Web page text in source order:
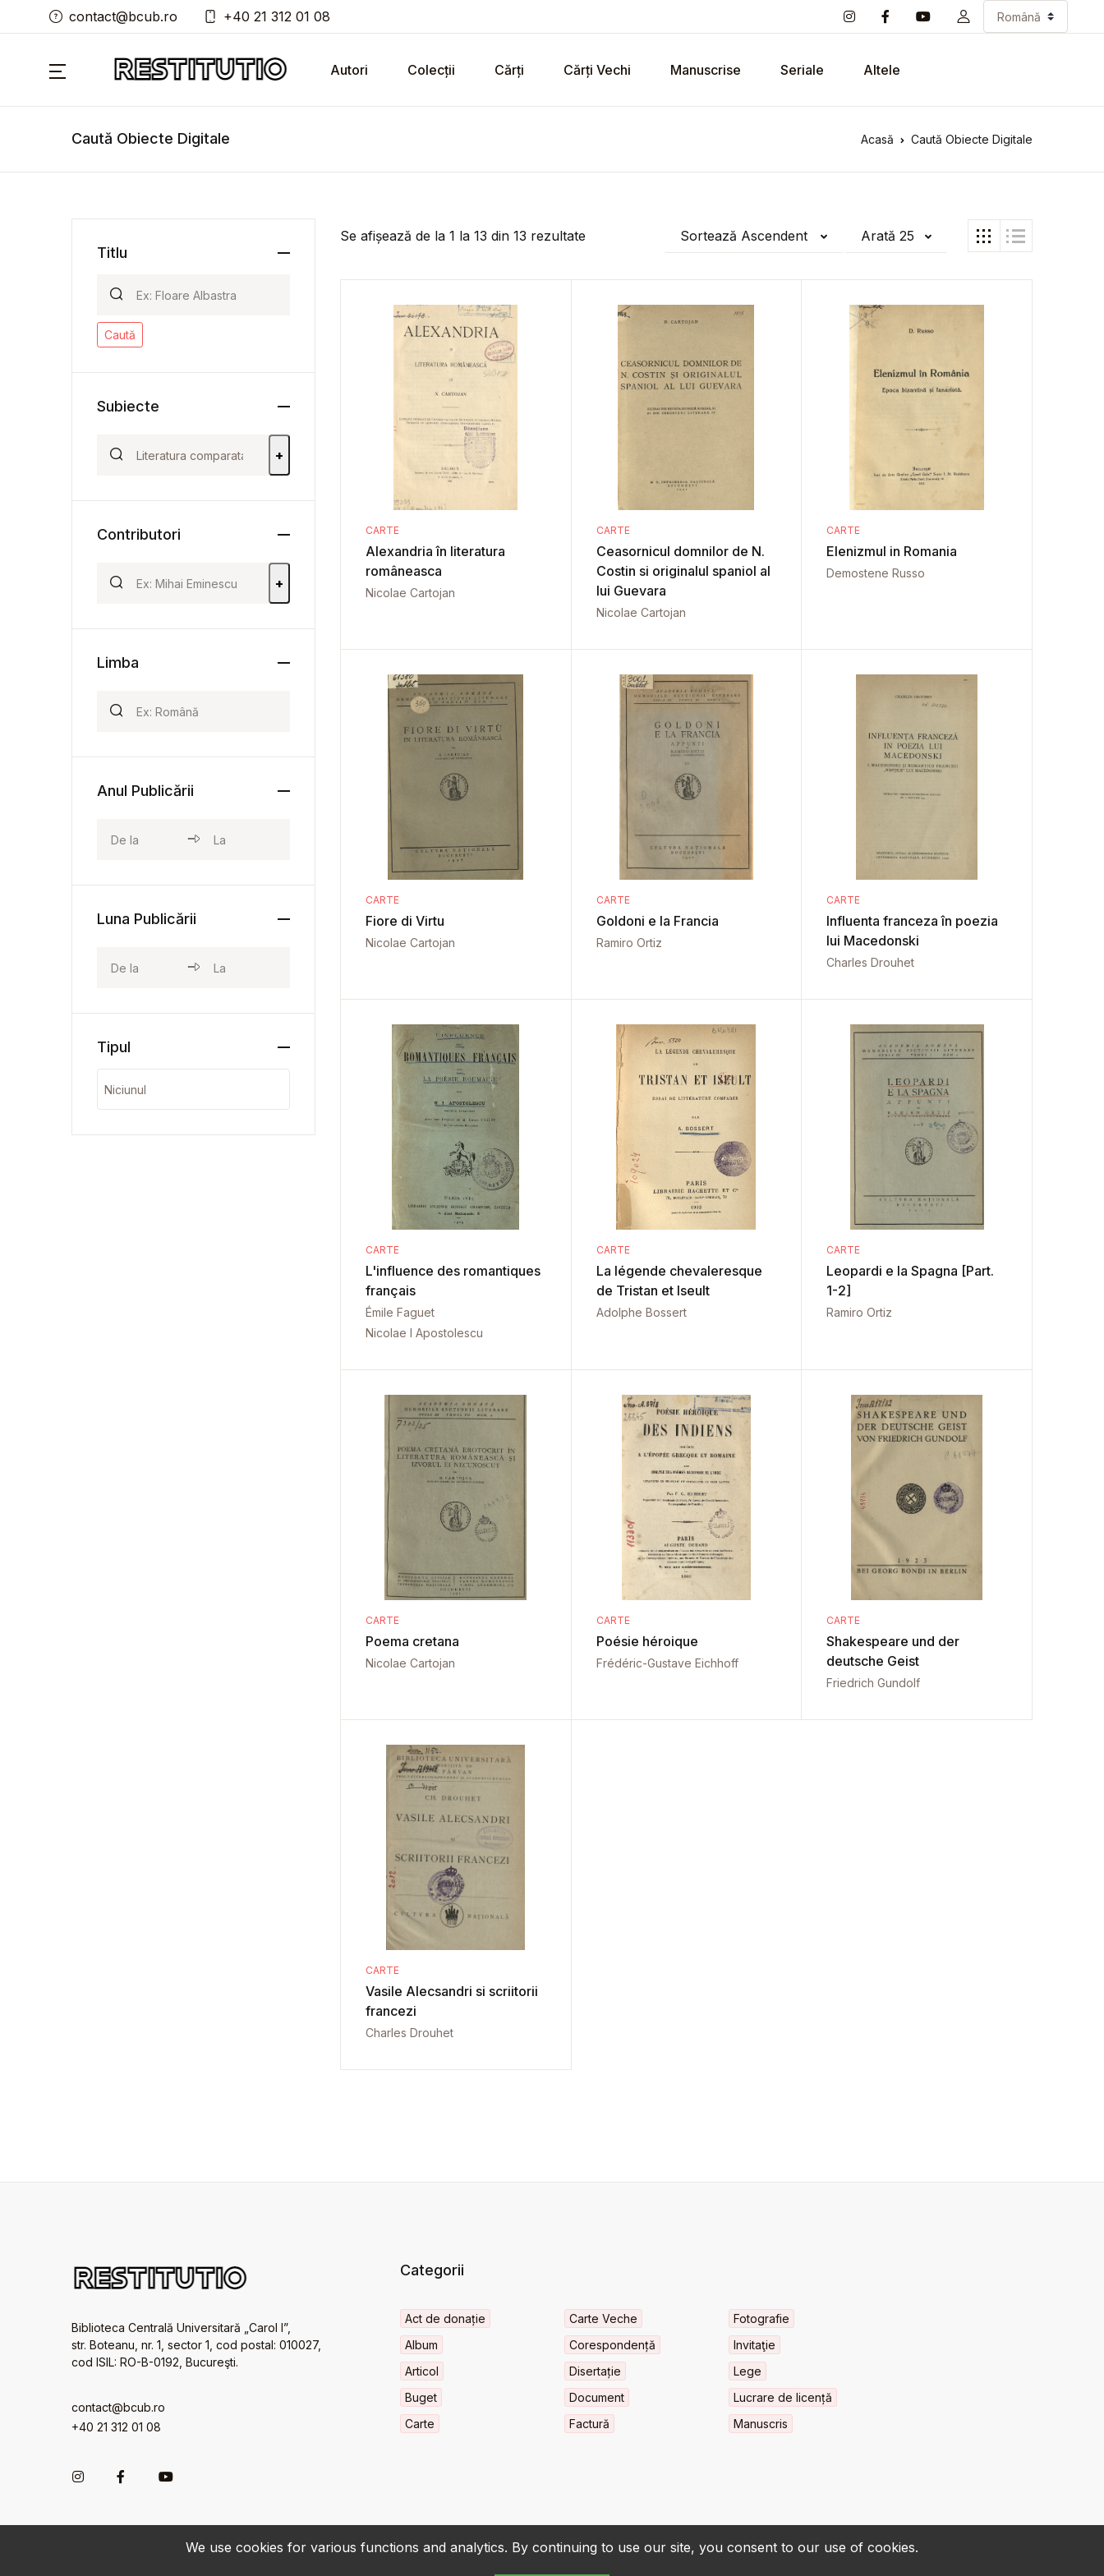
We use cookies for various functions and analytics. By continuing to use our site, you consent to our use of cookies.
contact@bcub.ro +40 21 312 01 08
Autori Colecții Cărți Cărți Vechi Manuscrise Seriale Altele
Caută Obiecte Digitale Acasă Caută Obiecte Digitale
Se afișează de la 1 la 13 din 13 rezultate Sortează Ascendent Arată 25
CARTE
Alexandria în literatura
româneasca
Nicolae Cartojan
CARTE
Ceasornicul domnilor de N.
Costin si originalul spaniol al
lui Guevara
Nicolae Cartojan
CARTE
Elenizmul in Romania
Demostene Russo
CARTE
Fiore di Virtu
Nicolae Cartojan
CARTE
Goldoni e la Francia
Ramiro Ortiz
CARTE
Influenta franceza în poezia
lui Macedonski
Charles Drouhet
CARTE
L'influence des romantiques
français
Émile Faguet
Nicolae I Apostolescu
CARTE
La légende chevaleresque
de Tristan et Iseult
Adolphe Bossert
CARTE
Leopardi e la Spagna [Part.
1-2]
Ramiro Ortiz
CARTE
Poema cretana
Nicolae Cartojan
CARTE
Poésie héroique
Frédéric-Gustave Eichhoff
CARTE
Shakespeare und der
deutsche Geist
Friedrich Gundolf
CARTE
Vasile Alecsandri si scriitorii
francezi
Charles Drouhet
Titlu
Caută
Subiecte
+
Contributori
+
Limba
Anul Publicării
Luna Publicării
Tipul
Biblioteca Centrală Universitară „Carol I”,
str. Boteanu, nr. 1, sector 1, cod postal: 010027,
cod ISIL: RO-B-0192, Bucureşti.
contact@bcub.ro
+40 21 312 01 08
Categorii
Act de donație
Album
Articol
Buget
Carte
Carte Veche
Corespondență
Disertație
Document
Factură
Fotografie
Invitaţie
Lege
Lucrare de licență
Manuscris